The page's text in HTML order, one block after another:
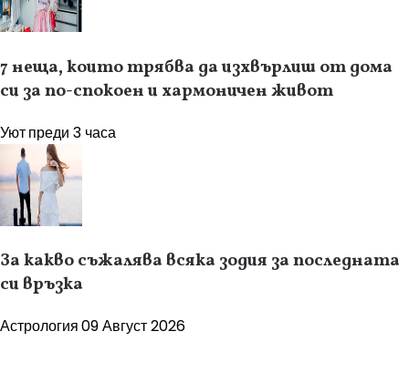
7 неща, които трябва да изхвърлиш от дома
си за по-спокоен и хармоничен живот
Уютпреди 3 часа
За какво съжалява всяка зодия за последната
си връзка
Астрология09 Август 2026